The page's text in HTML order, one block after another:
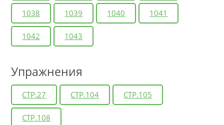
1038 1039 1040 1041
1042 1043
Упражнения
СТР.27 СТР.104 СТР.105
СТР.108